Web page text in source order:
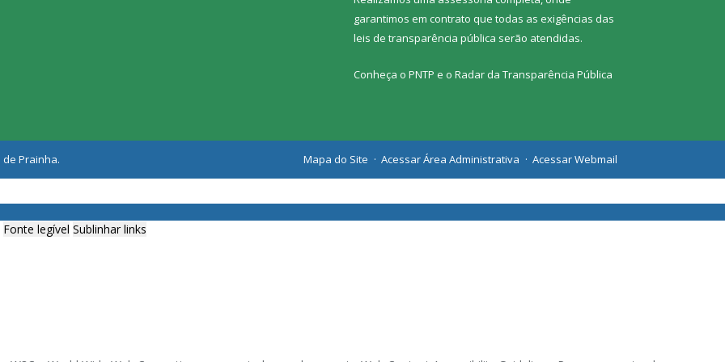
garantimos em contrato que todas as exigências das
leis de transparência pública serão atendidas.
Conheça o PNTP e o Radar da Transparência Pública
Prainha. Mapa do Site Acessar Área Administrativa Acessar Webmail
Fonte legível Sublinhar links